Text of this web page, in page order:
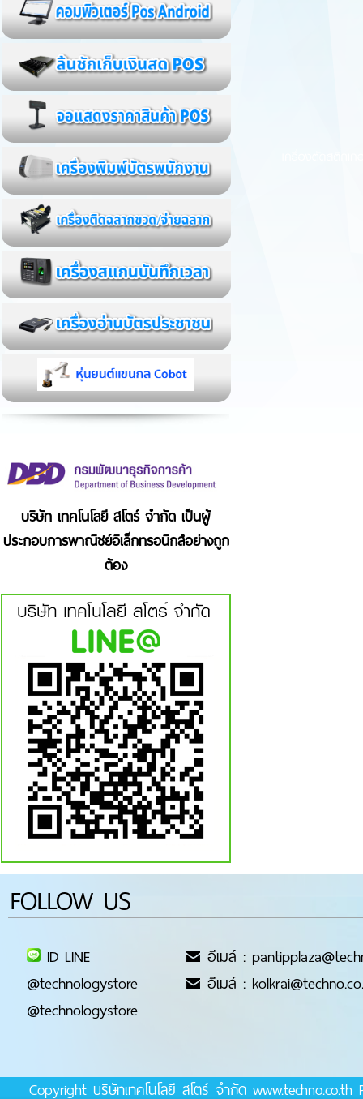
บริษัท เทคโนโลยี สโตร์ จำกัด เป็นผู้
ประกอบการพาณิชย์อิเล็กทรอนิกส์อย่างถูก
ต้อง
FOLLOW US
ID LINE
@technologystore
@technologystore
อีเมล์ :
อีเมล์ :
Copyright บริษัทเทคโนโลยี สโตร์ จำกัด